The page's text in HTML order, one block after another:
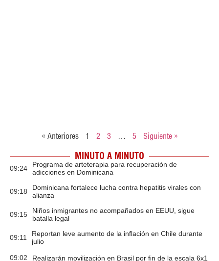
« Anteriores 1 2 3 … 5 Siguiente »
MINUTO A MINUTO
09:24
Programa de arteterapia para recuperación de
adicciones en Dominicana
09:18
Dominicana fortalece lucha contra hepatitis virales con
alianza
09:15
Niños inmigrantes no acompañados en EEUU, sigue
batalla legal
09:11
Reportan leve aumento de la inflación en Chile durante
julio
09:02 Realizarán movilización en Brasil por fin de la escala 6x1